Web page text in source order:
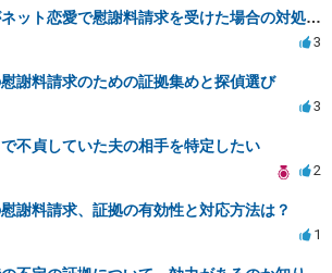
未成年の娘がネット恋愛で慰謝料請求を受けた場合の対処法は？
3
謝料請求のための証拠集めと探偵選び
3
不貞していた夫の相手を特定したい
2
謝料請求、証拠の有効性と対応方法は？
1